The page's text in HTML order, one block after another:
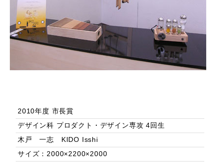
2010年度 市長賞
デザイン科 プロダクト・デザイン専攻 4回生
木戸 一志 KIDO Isshi
サイズ：2000×2200×2000